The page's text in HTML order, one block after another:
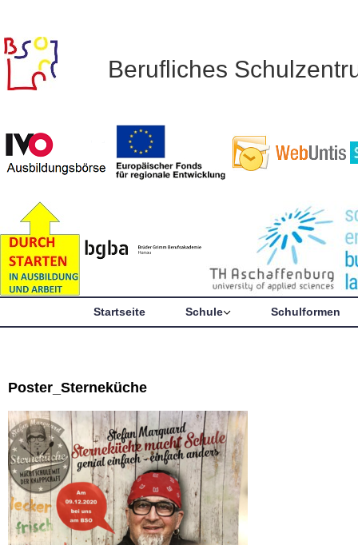
Berufliches
Startseite Schule Schulformen
Poster_Sterneküche